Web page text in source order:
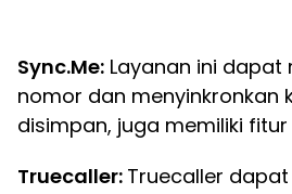
Sync.Me: Layanan ini dapat
nomor dan menyinkronkan
disimpan, juga memiliki
Truecaller: Truecaller